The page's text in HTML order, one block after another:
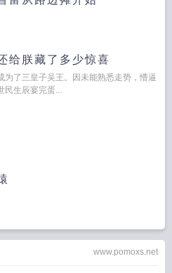
给朕藏了多少惊喜
为了三皇子吴王。因未能熟悉走势，懵逼
民生辰宴完蛋...
www.pomoxs.net